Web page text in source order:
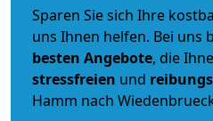
Sparen Sie sich Ihre
uns Ihnen helfen. Bei uns
besten Angebote, die
stressfreien und
Hamm nach